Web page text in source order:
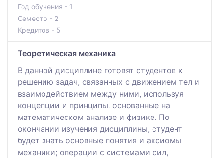
Год обучения - 1
Семестр - 2
Кредитов - 5
Теоретическая механика
В данной дисциплине готовят студентов к
решению задач, связанных с движением тел и
взаимодействием между ними, используя
концепции и принципы, основанные на
математическом анализе и физике. По
окончании изучения дисциплины, студент
будет знать основные понятия и аксиомы
механики; операции с системами сил,